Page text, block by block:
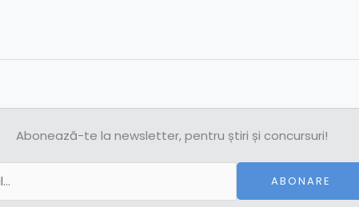
Abonează-te la newsletter, pentru știri și concursuri!
ABONARE